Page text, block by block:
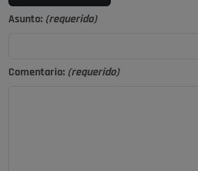
Asunto: (requerido)
Comentario: (requerido)